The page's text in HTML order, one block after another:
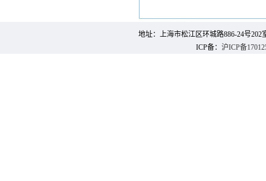
地址：上海市松江区环城路886-24号202
ICP备： 沪ICP备